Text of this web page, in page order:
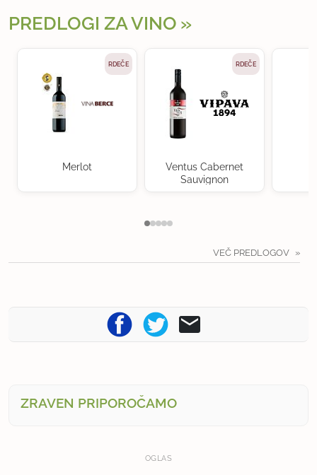
PREDLOGI ZA VINO
RDEČE
Merlot
RDEČE
Ventus Cabernet
Sauvignon
VEČ PREDLOGOV
ZRAVEN PRIPOROČAMO
OGLAS